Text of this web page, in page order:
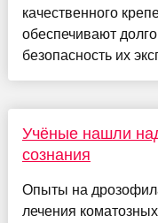
качественного
обеспечивают
безопасность их
Учёные нашли
сознания
Опыты на
лечения